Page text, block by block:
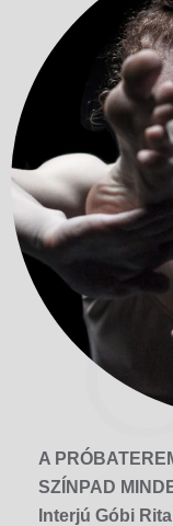
A
SZÍNPAD
Interjú Góbi